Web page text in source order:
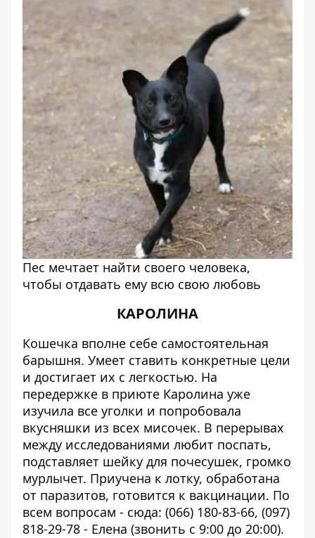
Пес мечтает найти своего человека,
чтобы отдавать ему всю свою любовь
КАРОЛИНА
Кошечка вполне себе самостоятельная
барышня. Умеет ставить конкретные цели
и достигает их с легкостью. На
передержке в приюте Каролина уже
изучила все уголки и попробовала
вкусняшки из всех мисочек. В перерывах
между исследованиями любит поспать,
подставляет шейку для почесушек, громко
мурлычет. Приучена к лотку, обработана
от паразитов, готовится к вакцинации. По
всем вопросам - сюда: (066) 180-83-66, (097)
818-29-78 - Елена (звонить с 9:00 до 20:00).